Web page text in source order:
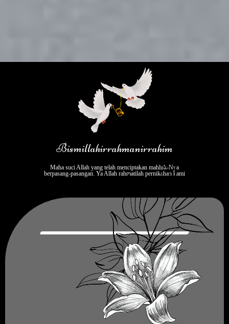
Bismillahirrahmanirrahim
Maha suci Allah yang telah menciptakan mahluk-Nya
berpasang-pasangan. Ya Allah rahmatilah pernikahan kami